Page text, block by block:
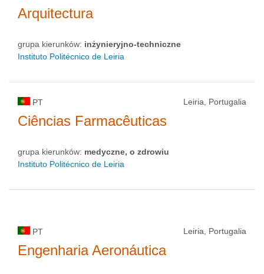
status uczelni
Arquitectura
grupa kierunków: inżynieryjno-techniczne
Instituto Politécnico de Leiria
PT Leiria, Portugalia
Ciências Farmacêuticas
grupa kierunków: medyczne, o zdrowiu
Instituto Politécnico de Leiria
PT Leiria, Portugalia
Engenharia Aeronáutica